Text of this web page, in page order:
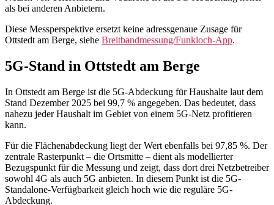
als bei anderen Anbietern.
Diese Messperspektive ersetzt keine adressgenaue Zusage für
Ottstedt am Berge, siehe Breitbandmessung/Funkloch-App.
5G-Stand in Ottstedt am Berge
In Ottstedt am Berge ist die 5G-Abdeckung für Haushalte laut dem
Stand Dezember 2025 bei 99,7 % angegeben. Das bedeutet, dass
nahezu jeder Haushalt im Gebiet von einem 5G-Netz profitieren
kann.
Für die Flächenabdeckung liegt der Wert ebenfalls bei 97,85 %. Der
zentrale Rasterpunkt – die Ortsmitte – dient als modellierter
Bezugspunkt für die Messung und zeigt, dass dort drei Netzbetreiber
sowohl 4G als auch 5G anbieten. In diesem Punkt ist die 5G-
Standalone-Verfügbarkeit gleich hoch wie die reguläre 5G-
Abdeckung.